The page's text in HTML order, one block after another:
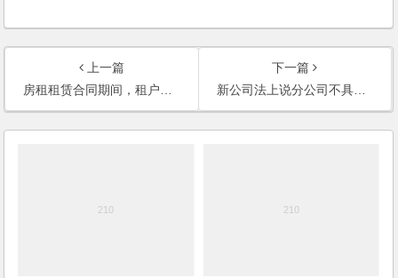
上一篇
房租租赁合同期间，租户被吊销营业执照，出租方是否可以因此终止合同？
下一篇
新公司法上说分公司不具备独立法人资格，请问这是怎么理解的？如何操作分公司的独立财务核算？